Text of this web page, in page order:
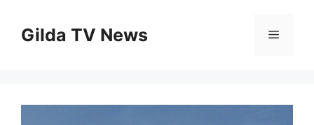
contenuto
Gilda TV News Menu